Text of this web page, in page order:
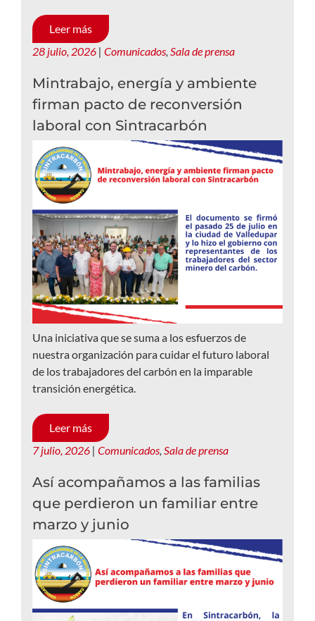
Leer más
28 julio, 2026 | Comunicados, Sala de prensa
Mintrabajo, energía y ambiente
firman pacto de reconversión
laboral con Sintracarbón
Una iniciativa que se suma a los esfuerzos de
nuestra organización para cuidar el futuro laboral
de los trabajadores del carbón en la imparable
transición energética.
Leer más
7 julio, 2026 | Comunicados, Sala de prensa
Así acompañamos a las familias
que perdieron un familiar entre
marzo y junio